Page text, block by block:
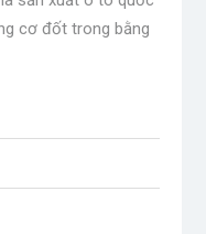
cơ đốt trong bằng